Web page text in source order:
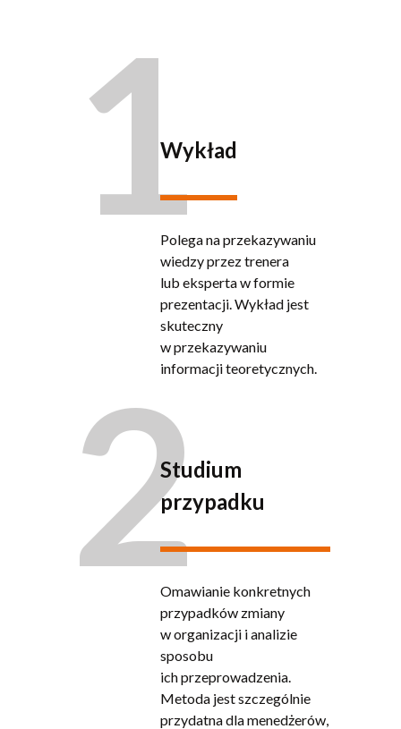
1Wykład
Polega na przekazywaniu
wiedzy przez trenera
lub eksperta w formie
prezentacji. Wykład jest
skuteczny
w przekazywaniu
informacji teoretycznych.
2Studium
przypadku
Omawianie konkretnych
przypadków zmiany
w organizacji i analizie
sposobu
ich przeprowadzenia.
Metoda jest szczególnie
przydatna dla menedżerów,